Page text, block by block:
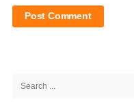
Search